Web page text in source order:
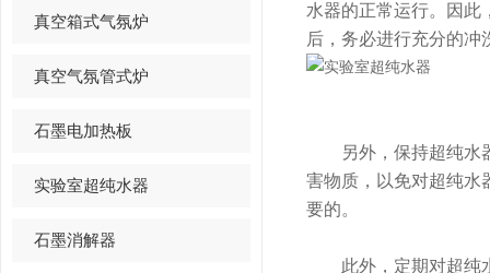
真空箱式气氛炉
真空气氛管式炉
石墨电加热板
实验室超纯水器
石墨消解器
水器的正常运行。因此
后，务必进行充分的冲
另外，保持超纯水器
害物质，以免对超纯水
要的。
此外，定期对超纯水